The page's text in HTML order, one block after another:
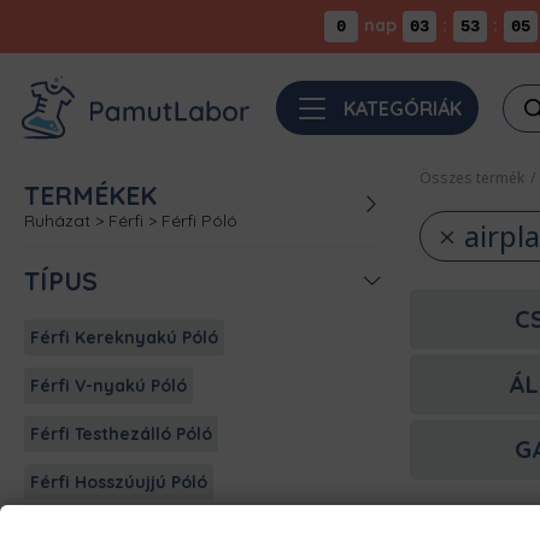
0 nap 03 : 53 : 04
KATEGÓRIÁK
TERMÉKEK
Ruházat > Férfi > Férfi Póló
TÍPUS
Férfi Kereknyakú Póló
Férfi V-nyakú Póló
Férfi Testhezálló Póló
Férfi Hosszúujjú Póló
Összes termék /